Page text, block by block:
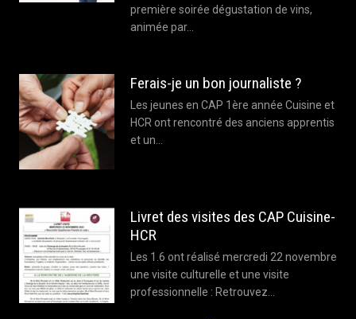
première soirée dégustation de vins,
animée par…
Ferais-je un bon journaliste ?
Les jeunes en CAP 1ère année Cuisine et
HCR ont rencontré des anciens apprentis
et un…
Livret des visites des CAP Cuisine-
HCR
Les 1.6 ont réalisé mercredi 22 novembre
une visite culturelle et une visite
professionnelle : Retrouvez…